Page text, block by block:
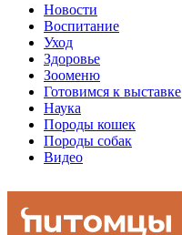
Новости
Воспитание
Уход
Здоровье
Зооменю
Готовимся к выставке
Наука
Породы кошек
Породы собак
Видео